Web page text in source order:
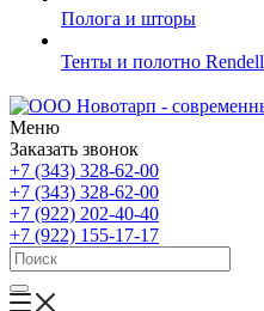
Полога и шторы
Тенты и полотно Rendell
Меню
Заказать звонок
+7 (343) 328-62-00
+7 (343) 328-62-00
+7 (922) 202-40-40
+7 (922) 155-17-17